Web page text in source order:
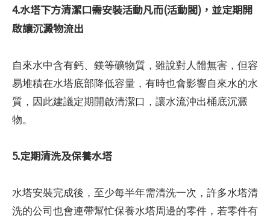
4.水塔下方清潔口需安裝活動凡而(活動閥)，並定期開
啟讓沉澱物流出
自來水中含有鈣、鎂等礦物質，雖說對人體無害，但容
易堆積在水塔底部降低容量，有時也會影響自來水的水
質，因此建議定期開啟清潔口，讓水流沖出桶底沉澱
物。
5.定期清洗及保養水塔
水塔安裝完成後，至少每半年需清洗一次，許多水塔清
洗的公司也會連帶幫忙保養水塔周邊的零件，若零件有